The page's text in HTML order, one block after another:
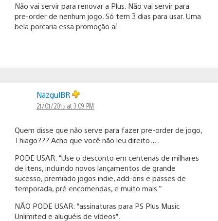
Não vai servir para renovar a Plus. Não vai servir para
pre-order de nenhum jogo. Só tem 3 dias para usar. Uma
bela porcaria essa promoção aí.
NazgulBR
21/01/2015 at 3:09 PM
Quem disse que não serve para fazer pre-order de jogo,
Thiago??? Acho que você não leu direito….
PODE USAR: “Use o desconto em centenas de milhares
de itens, incluindo novos lançamentos de grande
sucesso, premiado jogos indie, add-ons e passes de
temporada, pré encomendas, e muito mais.”
NÃO PODE USAR: “assinaturas para PS Plus Music
Unlimited e aluguéis de vídeos”.